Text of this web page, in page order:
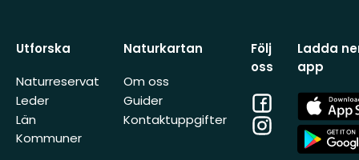
Utforska
Naturreservat
Leder
Län
Kommuner
Naturkartan
Om oss
Guider
Kontaktuppgifter
Följ
oss
Facebook
Instagram
Ladda
app
App
Store
App
Store